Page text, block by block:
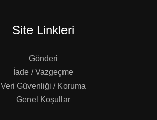
Site Linkleri
Gönderi
İade / Vazgeçme
Veri Güvenliği / Koruma
Genel Koşullar